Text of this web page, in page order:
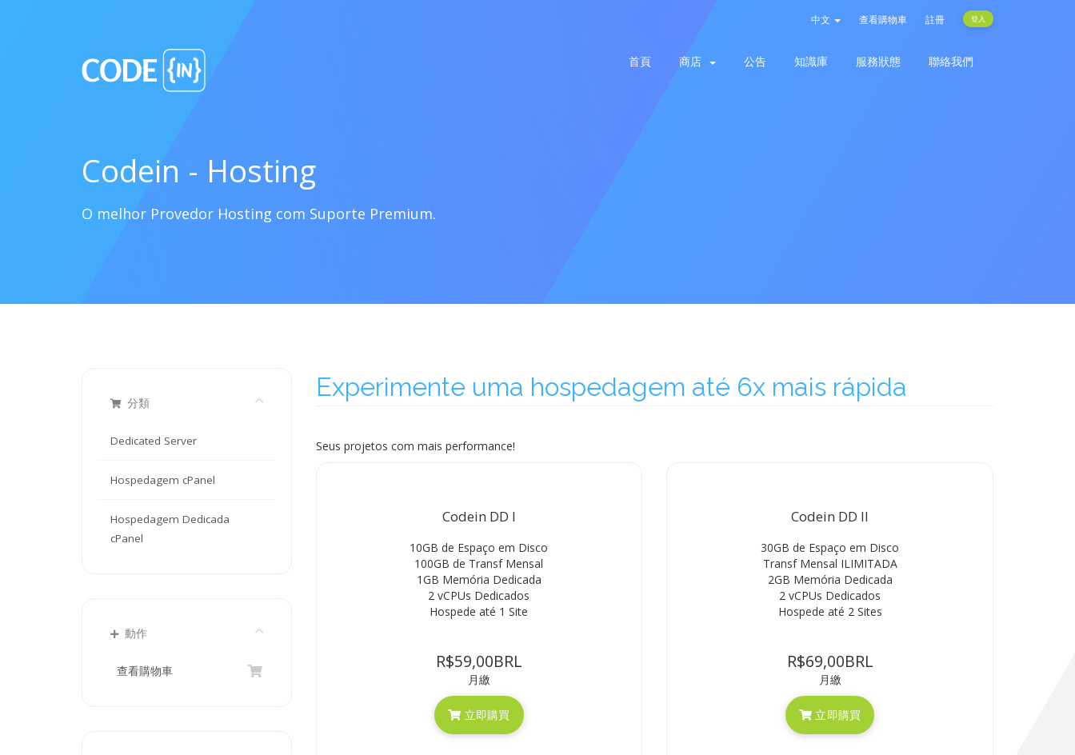
中文 查看購物車 註冊 登入
首頁 商店 公告 知識庫 服務狀態 聯絡我們
Codein - Hosting
O melhor Provedor Hosting com Suporte Premium.
分類
Dedicated Server
Hospedagem cPanel
Hospedagem Dedicada
cPanel
動作
查看購物車
Experimente uma hospedagem até 6x mais rápida
Seus projetos com mais performance!
Codein DD I
10GB de Espaço em Disco
100GB de Transf Mensal
1GB Memória Dedicada
2 vCPUs Dedicados
Hospede até 1 Site
R$59,00BRL
月繳
立即購買
Codein DD II
30GB de Espaço em Disco
Transf Mensal ILIMITADA
2GB Memória Dedicada
2 vCPUs Dedicados
Hospede até 2 Sites
R$69,00BRL
月繳
立即購買